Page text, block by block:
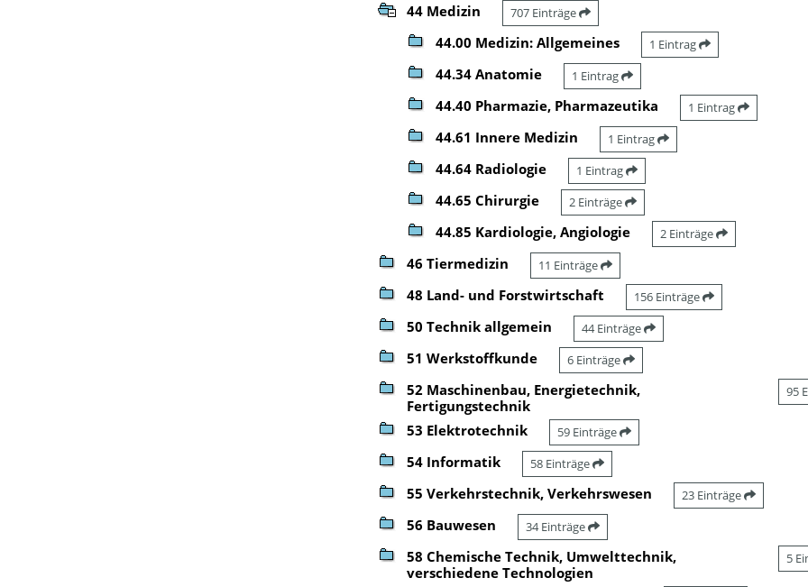
44 Medizin 707 Einträge
44.00 Medizin: Allgemeines 1 Eintrag
44.34 Anatomie 1 Eintrag
44.40 Pharmazie, Pharmazeutika 1 Eintrag
44.61 Innere Medizin 1 Eintrag
44.64 Radiologie 1 Eintrag
44.65 Chirurgie 2 Einträge
44.85 Kardiologie, Angiologie 2 Einträge
46 Tiermedizin 11 Einträge
48 Land- und Forstwirtschaft 156 Einträge
50 Technik allgemein 44 Einträge
51 Werkstoffkunde 6 Einträge
52 Maschinenbau, Energietechnik,
Fertigungstechnik
95
53 Elektrotechnik 59 Einträge
54 Informatik 58 Einträge
55 Verkehrstechnik, Verkehrswesen 23 Einträge
56 Bauwesen 34 Einträge
58 Chemische Technik, Umwelttechnik,
verschiedene Technologien
5